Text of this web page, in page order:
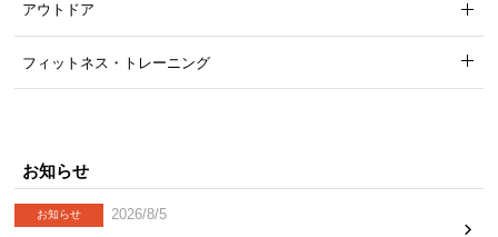
アウトドア
フィットネス・トレーニング
お知らせ
お知らせ
2026/8/5